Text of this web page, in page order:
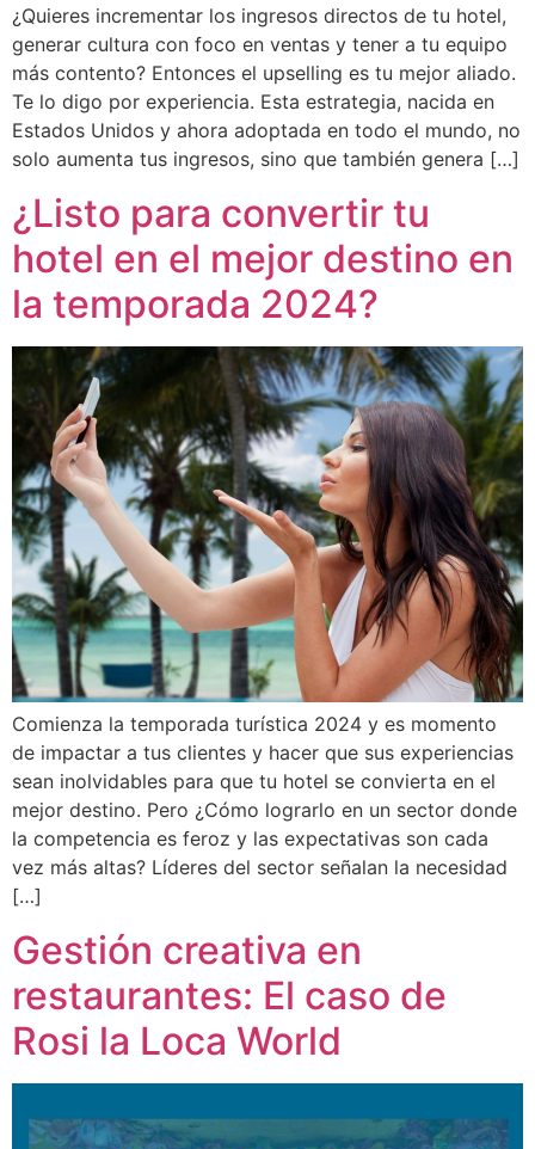
¿Quieres incrementar los ingresos directos de tu hotel,
generar cultura con foco en ventas y tener a tu equipo
más contento? Entonces el upselling es tu mejor aliado.
Te lo digo por experiencia. Esta estrategia, nacida en
Estados Unidos y ahora adoptada en todo el mundo, no
solo aumenta tus ingresos, sino que también genera […]
¿Listo para convertir tu
hotel en el mejor destino en
la temporada 2024?
Comienza la temporada turística 2024 y es momento
de impactar a tus clientes y hacer que sus experiencias
sean inolvidables para que tu hotel se convierta en el
mejor destino. Pero ¿Cómo lograrlo en un sector donde
la competencia es feroz y las expectativas son cada
vez más altas? Líderes del sector señalan la necesidad
[…]
Gestión creativa en
restaurantes: El caso de
Rosi la Loca World